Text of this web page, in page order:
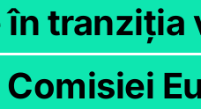
tranziția